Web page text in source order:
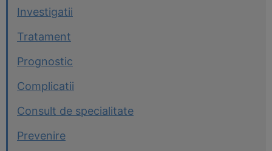
Investigatii
Tratament
Prognostic
Complicatii
Consult de specialitate
Prevenire